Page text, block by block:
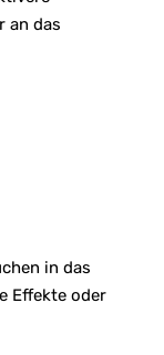
an das
in das
Effekte oder